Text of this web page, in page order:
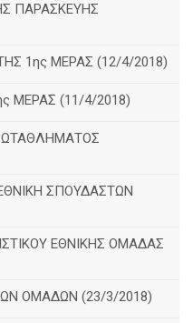
ΠΑΡΑΣΚΕΥΗΣ
1ης ΜΕΡΑΣ (12/4/2018)
ΜΕΡΑΣ (11/4/2018)
ΣΠΟΥΔΑΣΤΩΝ
ΕΘΝΙΚΗΣ ΟΜΑΔΑΣ
ΟΜΑΔΩΝ (23/3/2018)